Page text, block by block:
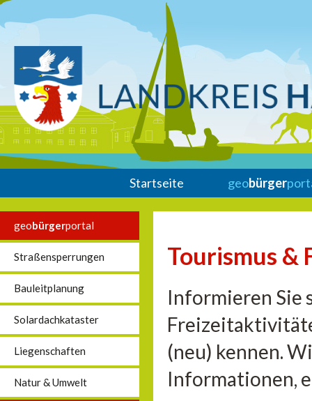
Startseite geobürger
geobürgerportal
Straßensperrungen
Bauleitplanung
Solardachkataster
Liegenschaften
Natur & Umwelt
Tourismus &
Informieren Sie
(neu) kennen.
Informationen,